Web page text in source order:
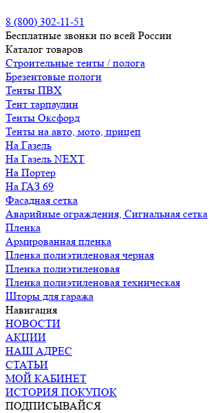
8 (800) 302-11-51
Бесплатные звонки по всей России
Каталог товаров
Строительные тенты / полога
Брезентовые пологи
Тенты ПВХ
Тент тарпаулин
Тенты Оксфорд
Тенты на авто, мото, прицеп
На Газель
На Газель NEXT
На Портер
На ГАЗ 69
Фасадная сетка
Аварийные ограждения, Сигнальная сетка
Пленка
Армированная пленка
Пленка полиэтиленовая черная
Пленка полиэтиленовая
Пленка полиэтиленовая техническая
Шторы для гаража
Навигация
НОВОСТИ
АКЦИИ
НАШ АДРЕС
СТАТЬИ
МОЙ КАБИНЕТ
ИСТОРИЯ ПОКУПОК
ПОДПИСЫВАЙСЯ